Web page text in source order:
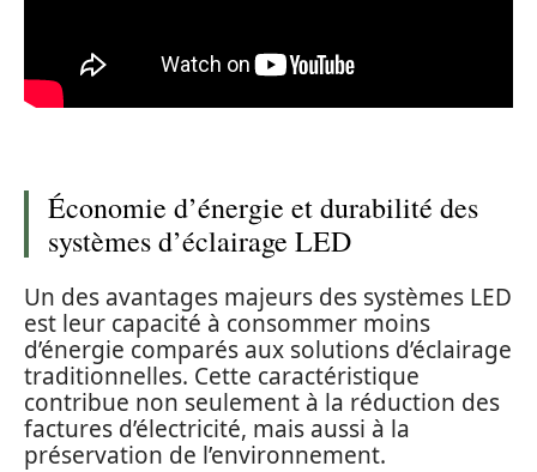
Économie d’énergie et durabilité des
systèmes d’éclairage LED
Un des avantages majeurs des systèmes LED
est leur capacité à consommer moins
d’énergie comparés aux solutions d’éclairage
traditionnelles. Cette caractéristique
contribue non seulement à la réduction des
factures d’électricité, mais aussi à la
préservation de l’environnement.